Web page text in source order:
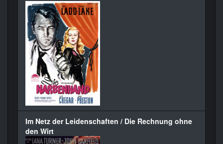
Im Netz der Leidenschaften / Die Rechnung ohne
den Wirt